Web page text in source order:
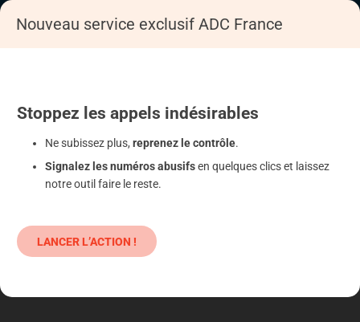
Nouveau service exclusif ADC France
Stoppez les appels indésirables
Ne subissez plus, reprenez le contrôle.
Signalez les numéros abusifsen quelques clics et laissez
notre outil faire le reste.
LANCER L’ACTION !